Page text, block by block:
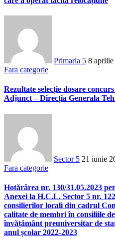
Primaria 5 8
Fara categorie
Rezultate selecție dosare
Adjunct – Direcția Generala
Sector 5 21 iunie
Fara categorie
Hotărârea nr. 130/31.05.2023
Anexei la H.C.L. Sector 5 nr.
consilierilor locali din cadrul
calitate de membri în consiliile
învățământ preuniversitar de
anul școlar 2022-2023